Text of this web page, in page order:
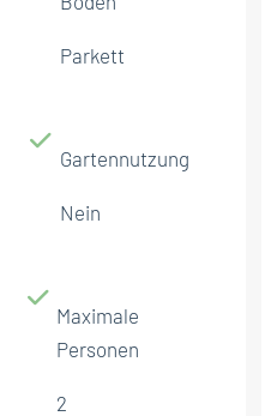
Parkett
Gartennutzung
Nein
Maximale
Personen
2